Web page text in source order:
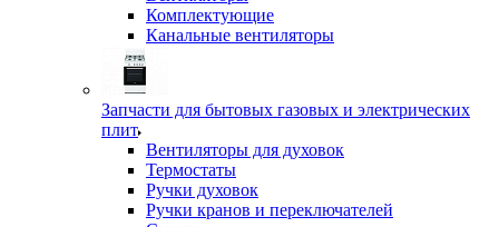
Комплектующие
Канальные вентиляторы
Запчасти для бытовых газовых и электрических
плит
Вентиляторы для духовок
Термостаты
Ручки духовок
Ручки кранов и переключателей